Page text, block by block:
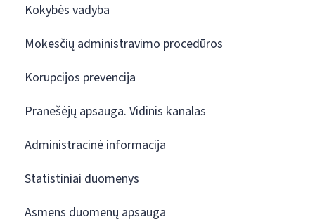
Kokybės vadyba
Mokesčių administravimo procedūros
Korupcijos prevencija
Pranešėjų apsauga. Vidinis kanalas
Administracinė informacija
Statistiniai duomenys
Asmens duomenų apsauga